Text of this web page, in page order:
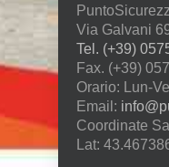
Via Galvani
Tel. (+39)
Fax. (+39)
Orario: Lun-
Email:
Coordinate
Lat: